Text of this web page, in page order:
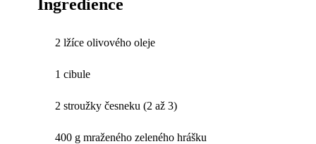
Ingredience
2 lžíce olivového oleje
1 cibule
2 stroužky česneku (2 až 3)
400 g mraženého zeleného hrášku